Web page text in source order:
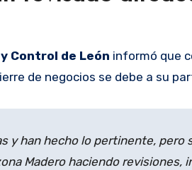
Control de León informó que
de negocios se debe a su
y han hecho lo pertinente, pero
Madero haciendo revisiones,